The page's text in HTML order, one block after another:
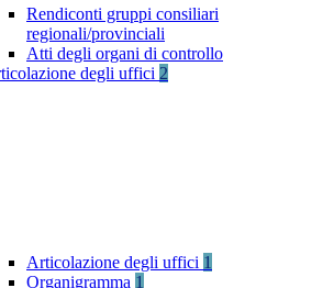
Rendiconti gruppi consiliari
regionali/provinciali
Atti degli organi di controllo
degli uffici 2
Articolazione degli uffici 1
Organigramma 1